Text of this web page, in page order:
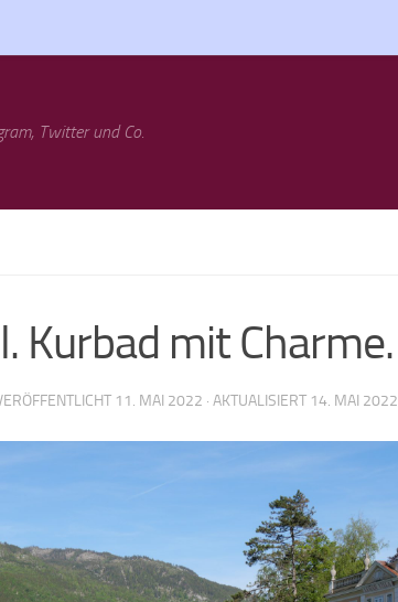
Twitter und Co.
Kurbad mit Charme.
11. MAI 2022 · AKTUALISIERT 14. MAI 2022